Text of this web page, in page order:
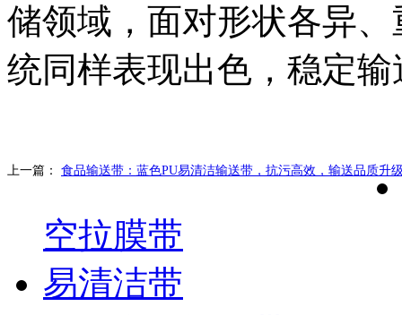
储领域，面对形状各异
统同样表现出色，稳定
上一篇： 食品输送带：蓝色PU易清洁输送带，抗污高效，输送品质升
空拉膜带
易清洁带